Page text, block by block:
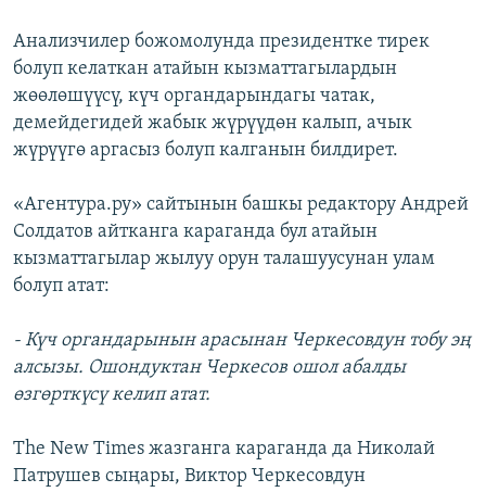
Анализчилер божомолунда президентке тирек
болуп келаткан атайын кызматтагылардын
жөөлөшүүсү, күч органдарындагы чатак,
демейдегидей жабык жүрүүдөн калып, ачык
жүрүүгө аргасыз болуп калганын билдирет.
«Агентура.ру» сайтынын башкы редактору Андрей
Солдатов айтканга караганда бул атайын
кызматтагылар жылуу орун талашуусунан улам
болуп атат:
- Күч органдарынын арасынан Черкесовдун тобу эң
алсызы. Ошондуктан Черкесов ошол абалды
өзгөрткүсү келип атат.
The New Times жазганга караганда да Николай
Патрушев сыңары, Виктор Черкесовдун